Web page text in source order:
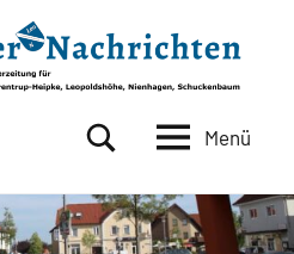
Menü